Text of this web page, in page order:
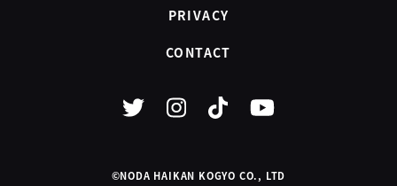
PRIVACY
CONTACT
©NODA HAIKAN KOGYO CO., LTD